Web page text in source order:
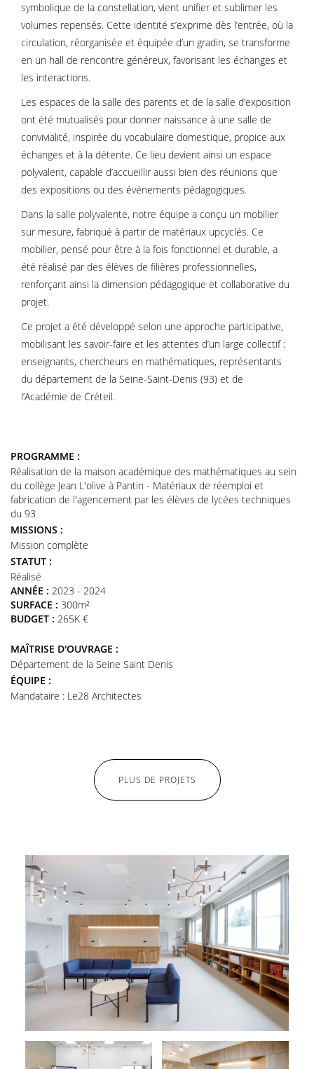
symbolique de la constellation, vient unifier et sublimer les
volumes repensés. Cette identité s’exprime dès l’entrée, où la
circulation, réorganisée et équipée d’un gradin, se transforme
en un hall de rencontre généreux, favorisant les échanges et
les interactions.
Les espaces de la salle des parents et de la salle d’exposition
ont été mutualisés pour donner naissance à une salle de
convivialité, inspirée du vocabulaire domestique, propice aux
échanges et à la détente. Ce lieu devient ainsi un espace
polyvalent, capable d’accueillir aussi bien des réunions que
des expositions ou des événements pédagogiques.
Dans la salle polyvalente, notre équipe a conçu un mobilier
sur mesure, fabriqué à partir de matériaux upcyclés. Ce
mobilier, pensé pour être à la fois fonctionnel et durable, a
été réalisé par des élèves de filières professionnelles,
renforçant ainsi la dimension pédagogique et collaborative du
projet.
Ce projet a été développé selon une approche participative,
mobilisant les savoir-faire et les attentes d’un large collectif :
enseignants, chercheurs en mathématiques, représentants
du département de la Seine-Saint-Denis (93) et de
l’Académie de Créteil.
PROGRAMME :
Réalisation de la maison académique des mathématiques au sein
du collège Jean L'olive à Pantin - Matériaux de réemploi et
fabrication de l'agencement par les élèves de lycées techniques
du 93
MISSIONS :
Mission complète
STATUT :
Réalisé
ANNÉE : 2023 - 2024
SURFACE : 300m²
BUDGET : 265K €
MAÎTRISE D'OUVRAGE :
Département de la Seine Saint Denis
ÉQUIPE :
Mandataire : Le28 Architectes
PLUS DE PROJETS